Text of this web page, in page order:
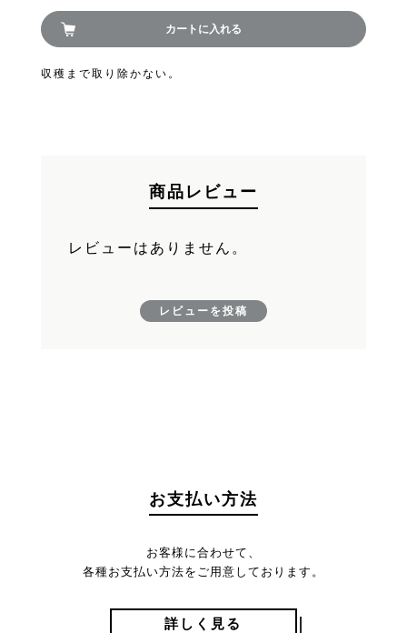
カートに入れる
収穫まで取り除かない。
商品レビュー
レビューはありません。
レビューを投稿
お支払い方法
お客様に合わせて、
各種お支払い方法をご用意しております。
詳しく見る